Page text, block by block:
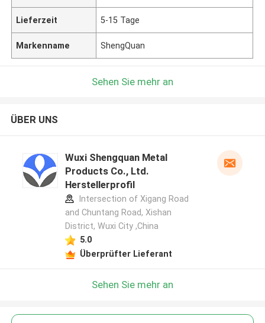
Lieferzeit 5-15 Tage
Markenname ShengQuan
Sehen Sie mehr an
ÜBER UNS
Wuxi Shengquan Metal
Products Co., Ltd.
Herstellerprofil
Intersection of Xigang Road
and Chuntang Road, Xishan
District, Wuxi City ,China
5.0
Überprüfter Lieferant
Sehen Sie mehr an